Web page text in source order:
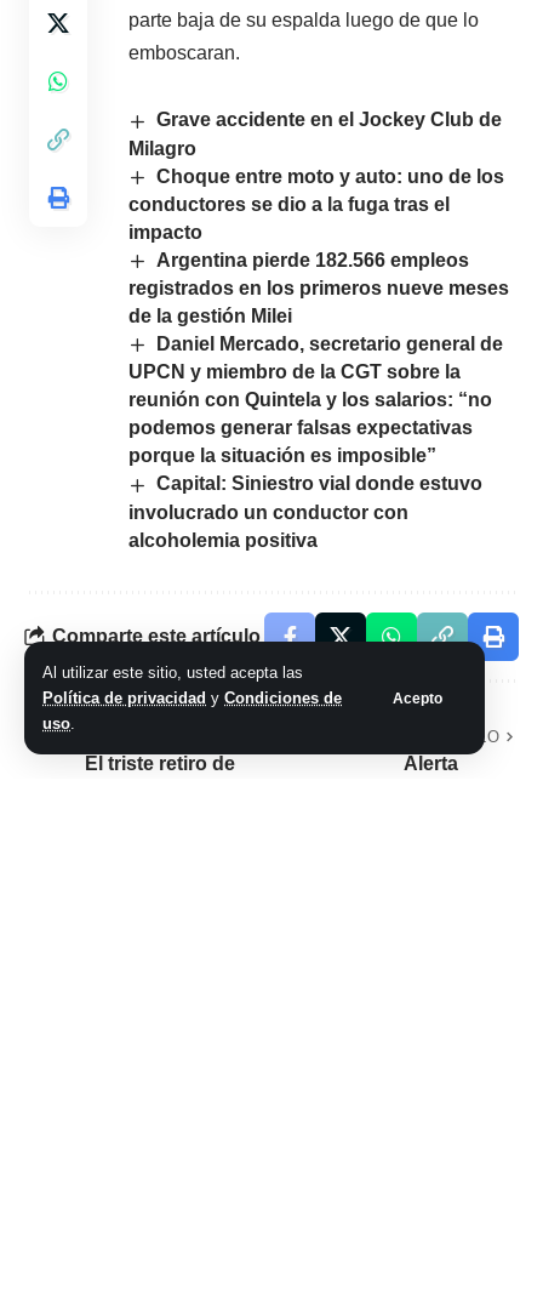
Al utilizar este sitio, usted acepta las
Política de privacidad y Condiciones de
uso.
Acepto
parte baja de su espalda luego de que lo
emboscaran.
Grave accidente en el Jockey Club de
Milagro
Choque entre moto y auto: uno de los
conductores se dio a la fuga tras el
impacto
Argentina pierde 182.566 empleos
registrados en los primeros nueve meses
de la gestión Milei
Daniel Mercado, secretario general de
UPCN y miembro de la CGT sobre la
reunión con Quintela y los salarios: “no
podemos generar falsas expectativas
porque la situación es imposible”
Capital: Siniestro vial donde estuvo
involucrado un conductor con
alcoholemia positiva
Comparte este artículo
ARTÍCULO PREVIO
El triste retiro de
SIGUIENTE ARTÍCULO
Alerta